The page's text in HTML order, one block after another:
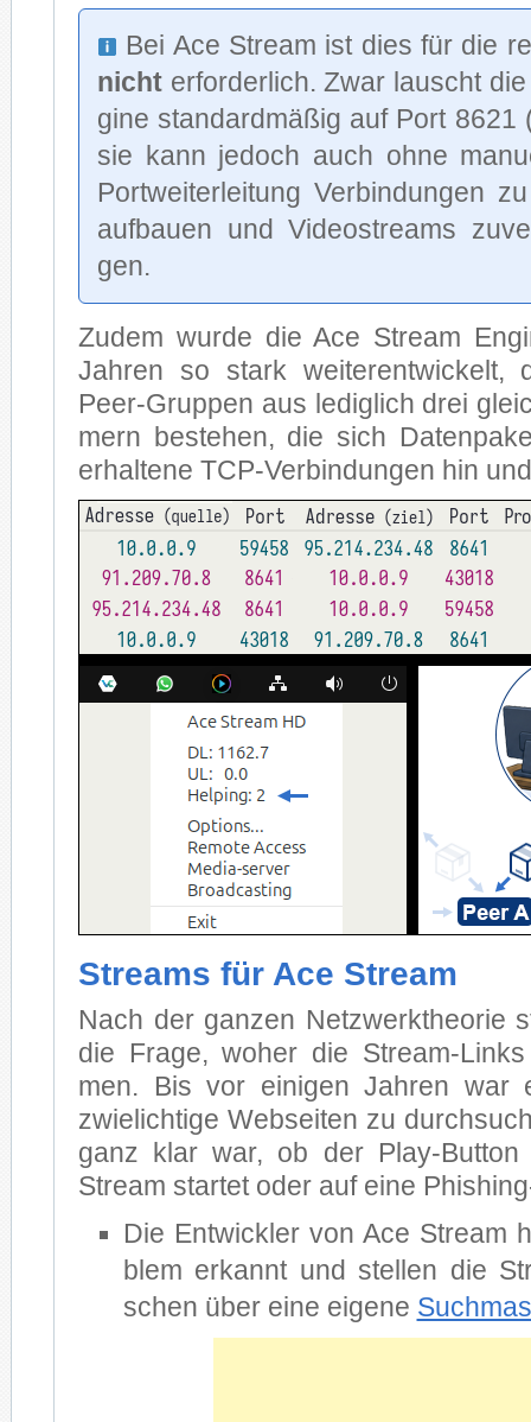
Bei Ace Stream ist dies für die
nicht er­for­der­lich. Zwar lauscht
gi­ne stan­dard­mä­ßig auf Port 8621
sie kann je­doch auch oh­ne
Port­wei­ter­lei­tung Ver­bin­dun­gen
auf­bau­en und Vi­deo­streams
gen.
Zu­dem wur­de die Ace Stream
Jah­ren so stark wei­ter­ent­wi­ckelt,
Peer-Grup­pen aus le­dig­lich drei
mern be­stehen, die sich
erhal­te­ne TCP-Ver­bin­dun­gen hin
Streams für Ace Stream
Nach der gan­zen Netz­werk­theo­rie
die Fra­ge, wo­her die Stream-
men. Bis vor ei­ni­gen Jah­ren war
zwie­lich­ti­ge Web­sei­ten zu
ganz klar war, ob der Play-But­ton
Stream star­tet oder auf ei­ne
Die Ent­wick­ler von Ace Stream
blem er­kannt und stel­len die
schen über ei­ne ei­ge­ne